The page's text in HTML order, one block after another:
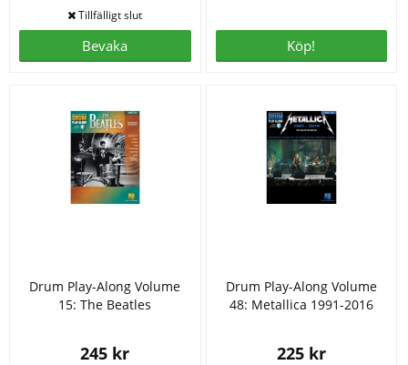
Bevaka Köp!
Drum Play-Along Volume
15: The Beatles
245 kr
Drum Play-Along Volume
48: Metallica 1991-2016
225 kr